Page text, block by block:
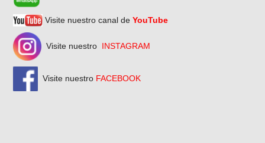
Visite nuestro canal de YouTube
Visite nuestro INSTAGRAM
Visite nuestro FACEBOOK